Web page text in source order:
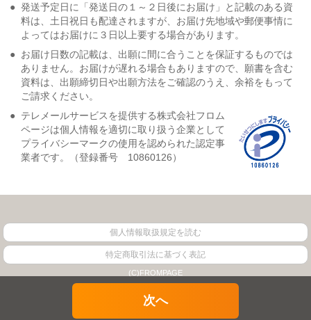
● 発送予定日に「発送日の１～２日後にお届け」と記載のある資
料は、土日祝日も配達されますが、お届け先地域や郵便事情に
よってはお届けに３日以上要する場合があります。
● お届け日数の記載は、出願に間に合うことを保証するものでは
ありません。お届けが遅れる場合もありますので、願書を含む
資料は、出願締切日や出願方法をご確認のうえ、余裕をもって
ご請求ください。
● テレメールサービスを提供する株式会社フロム
ページは個人情報を適切に取り扱う企業として
プライバシーマークの使用を認められた認定事
業者です。（登録番号 10860126）
個人情報取扱規定を読む
特定商取引法に基づく表記
(C)FROMPAGE